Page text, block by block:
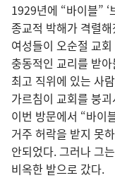
1929년에 “바이블” ‘
종교적 박해가 격렬
여성들이 오순절 교회
충동적인 교리를 받
최고 직위에 있는 사
가르침이 교회를 붕
이번 방문에서 “바이
거주 허락을 받지 못
안되었다. 그러나 그
비옥한 밭으로 갔다.